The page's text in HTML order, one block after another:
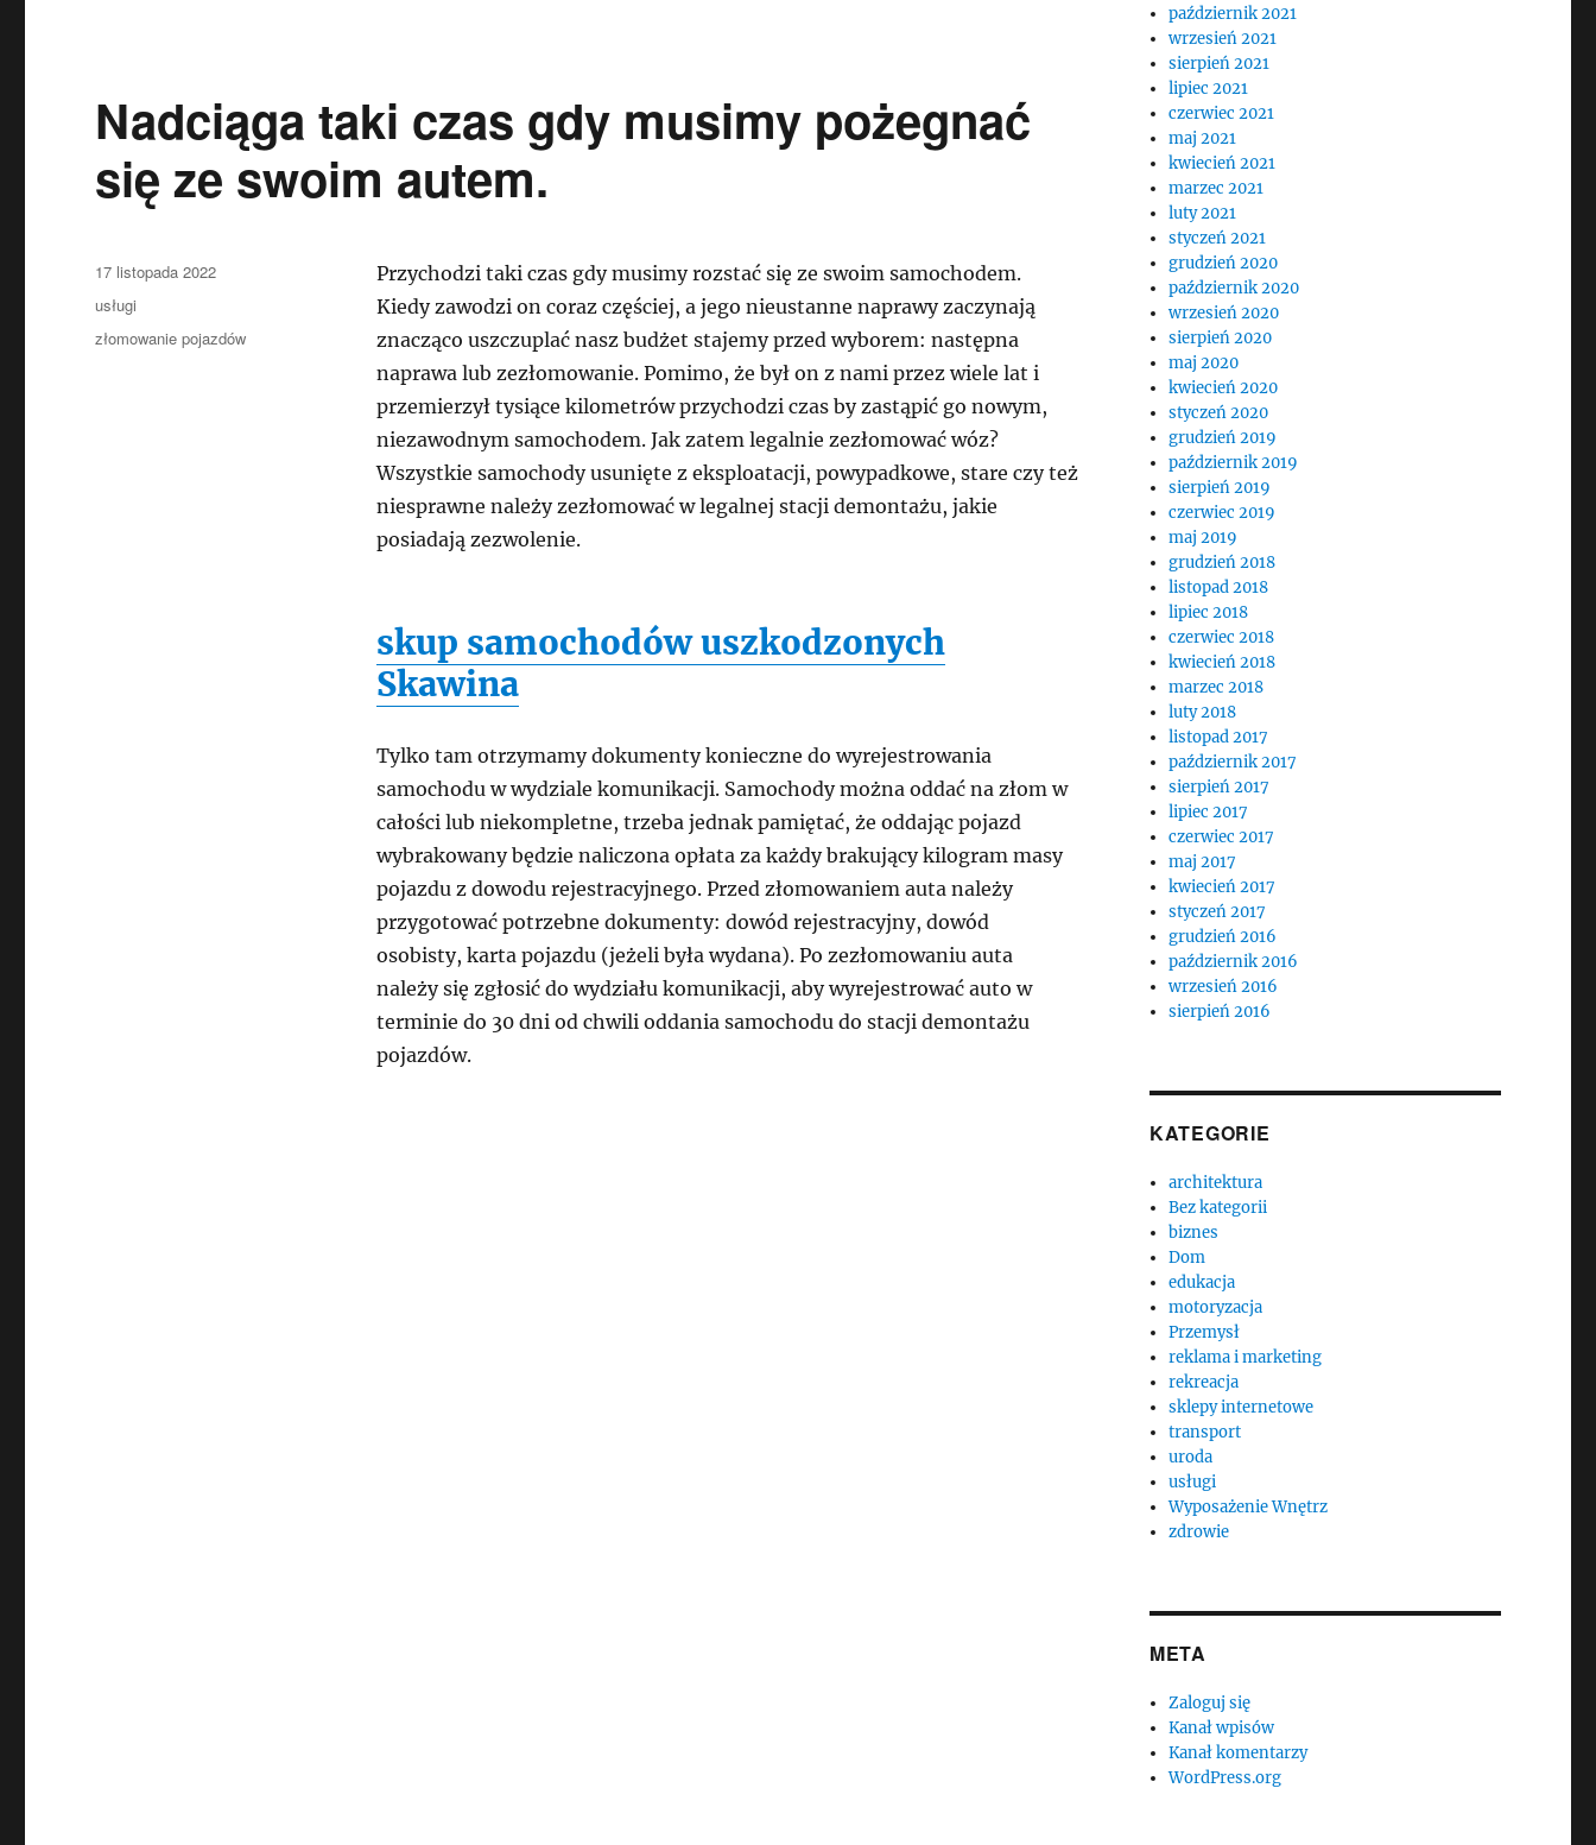
Nadciąga taki czas gdy musimy pożegnać
się ze swoim autem.
Przychodzi taki czas gdy musimy rozstać się ze swoim samochodem.
Kiedy zawodzi on coraz częściej, a jego nieustanne naprawy zaczynają
znacząco uszczuplać nasz budżet stajemy przed wyborem: następna
naprawa lub zezłomowanie. Pomimo, że był on z nami przez wiele lat i
przemierzył tysiące kilometrów przychodzi czas by zastąpić go nowym,
niezawodnym samochodem. Jak zatem legalnie zezłomować wóz?
Wszystkie samochody usunięte z eksploatacji, powypadkowe, stare czy też
niesprawne należy zezłomować w legalnej stacji demontażu, jakie
posiadają zezwolenie.
skup samochodów uszkodzonych
Skawina
Tylko tam otrzymamy dokumenty konieczne do wyrejestrowania
samochodu w wydziale komunikacji. Samochody można oddać na złom w
całości lub niekompletne, trzeba jednak pamiętać, że oddając pojazd
wybrakowany będzie naliczona opłata za każdy brakujący kilogram masy
pojazdu z dowodu rejestracyjnego. Przed złomowaniem auta należy
przygotować potrzebne dokumenty: dowód rejestracyjny, dowód
osobisty, karta pojazdu (jeżeli była wydana). Po zezłomowaniu auta
należy się zgłosić do wydziału komunikacji, aby wyrejestrować auto w
terminie do 30 dni od chwili oddania samochodu do stacji demontażu
pojazdów.
Data
publikacji
17 listopada 2022
Kategorie
usługi
Tagi
złomowanie pojazdów
październik 2021
wrzesień 2021
sierpień 2021
lipiec 2021
czerwiec 2021
maj 2021
kwiecień 2021
marzec 2021
luty 2021
styczeń 2021
grudzień 2020
październik 2020
wrzesień 2020
sierpień 2020
maj 2020
kwiecień 2020
styczeń 2020
grudzień 2019
październik 2019
sierpień 2019
czerwiec 2019
maj 2019
grudzień 2018
listopad 2018
lipiec 2018
czerwiec 2018
kwiecień 2018
marzec 2018
luty 2018
listopad 2017
październik 2017
sierpień 2017
lipiec 2017
czerwiec 2017
maj 2017
kwiecień 2017
styczeń 2017
grudzień 2016
październik 2016
wrzesień 2016
sierpień 2016
KATEGORIE
architektura
Bez kategorii
biznes
Dom
edukacja
motoryzacja
Przemysł
reklama i marketing
rekreacja
sklepy internetowe
transport
uroda
usługi
Wyposażenie Wnętrz
zdrowie
META
Zaloguj się
Kanał wpisów
Kanał komentarzy
WordPress.org